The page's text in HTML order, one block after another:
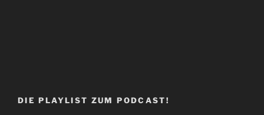
DIE PLAYLIST ZUM PODCAST!